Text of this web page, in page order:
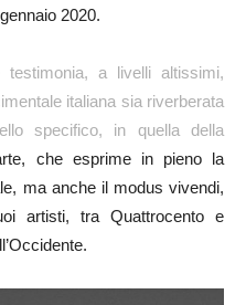
2020.
testimonia, a livelli altissimi,
italiana sia riverberata
specifico, in quella della
che esprime in pieno la
ma anche il modus vivendi,
artisti, tra Quattrocento e